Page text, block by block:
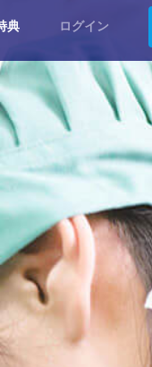
典 ログイン